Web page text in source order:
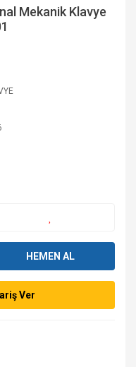
Mekanik Klavye
HEMEN AL
Ver